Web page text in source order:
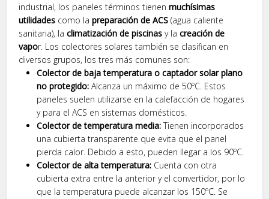
industrial, los paneles términos tienenmuchísimas
utilidades como lapreparación de ACS (agua caliente
sanitaria), laclimatización de piscinas y lacreación de
vapor. Los colectores solares también se clasifican en
diversos grupos, los tres más comunes son:
Colector de baja temperatura o captador solar plano
no protegido: Alcanza un máximo de 50ºC. Estos
paneles suelen utilizarse en la calefacción de hogares
y para el ACS en sistemas domésticos.
Colector de temperatura media:Tienen incorporados
una cubierta transparente que evita que el panel
pierda calor. Debido a esto, pueden llegar a los 90ºC.
Colector de alta temperatura: Cuenta con otra
cubierta extra entre la anterior y el convertidor, por lo
que la temperatura puede alcanzar los 150ºC. Se